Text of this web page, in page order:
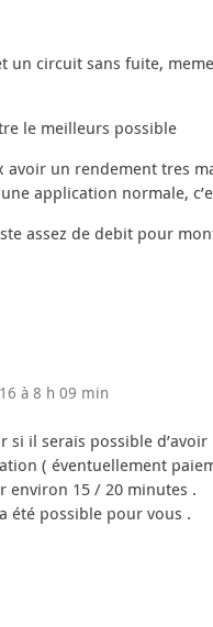
un circuit sans fuite,
le meilleurs possible
un rendement tres
application normale,
assez de debit pour
à 8 h 09 min
si il serais possible
( éventuellement
environ 15 / 20 minutes .
été possible pour vous .